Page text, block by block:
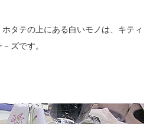
タテの上にある白いモノは、キティ
ズです。